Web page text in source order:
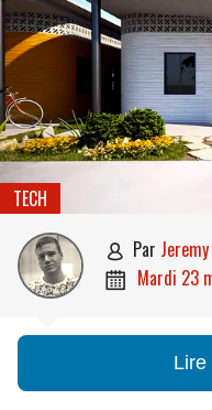
TECH
 par
 mardi 23
Lire